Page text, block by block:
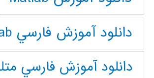
دانلود آموزش فارسي Matlab
دانلود آموزش فارسي